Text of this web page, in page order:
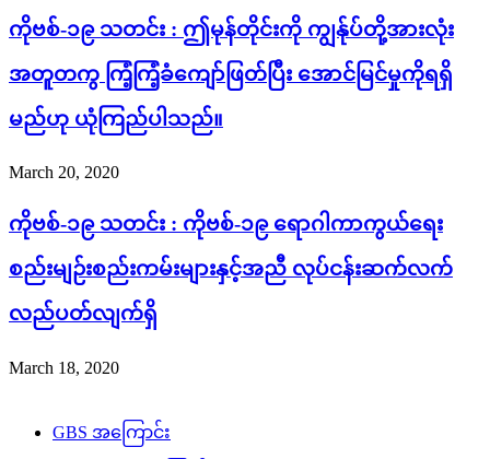
ကိုဗစ်-၁၉ သတင်း : ဤမုန်တိုင်းကို ကျွန်ုပ်တို့အားလုံး
အတူတကွ ကြံ့ကြံ့ခံကျော်ဖြတ်ပြီး အောင်မြင်မှုကိုရရှိ
မည်ဟု ယုံကြည်ပါသည်။
March 20, 2020
ကိုဗစ်-၁၉ သတင်း : ကိုဗစ်-၁၉ ရောဂါကာကွယ်ရေး
စည်းမျဉ်းစည်းကမ်းများနှင့်အညီ လုပ်ငန်းဆက်လက်
လည်ပတ်လျက်ရှိ
March 18, 2020
GBS အကြောင်း